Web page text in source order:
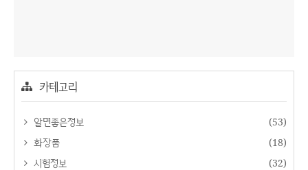
카테고리
알면좋은정보
(53)
화장품
(18)
시험정보
(32)